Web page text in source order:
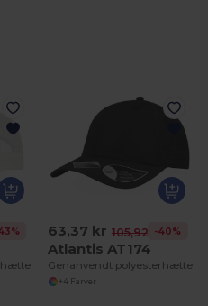
63,37 kr 105,92 kr-40%
Atlantis AT174
Genanvendt polyesterhætte
+4 Farver